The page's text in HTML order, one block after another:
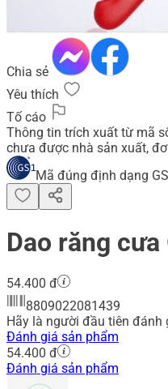
Chia sẻ
Yêu thích
Tố cáo
Thông tin trích xuất từ mã
chưa được nhà sản xuất,
Mã đúng định dạng
Dao răng cưa
54.400 đ
8809022081439
Hãy là người đầu tiên đánh
Đánh giá sản phẩm
54.400 đ
Đánh giá sản phẩm